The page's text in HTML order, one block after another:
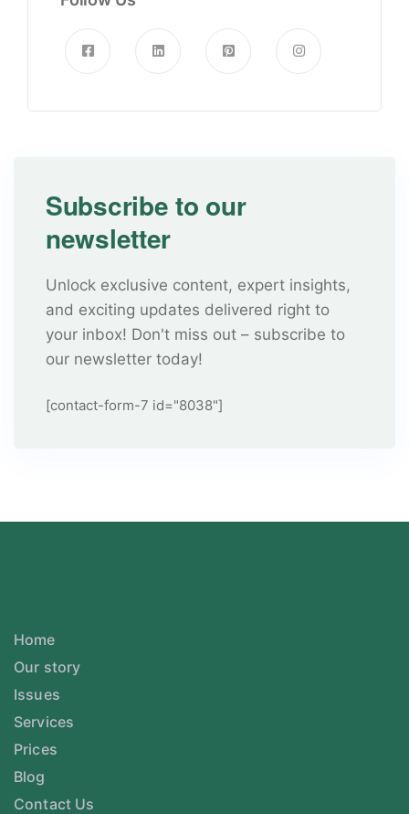
Subscribe to our
newsletter
Unlock exclusive content, expert insights,
and exciting updates delivered right to
your inbox! Don't miss out – subscribe to
our newsletter today!
[contact-form-7 id="8038"]
Home
Our story
Issues
Services
Prices
Blog
Contact Us